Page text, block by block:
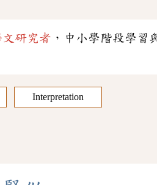
研究者 ，中小學階段學習
Interpretation